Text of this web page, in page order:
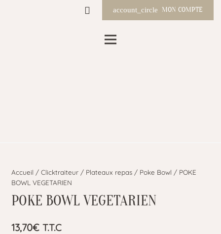
account_circle MON COMPTE
Accueil / Clicktraiteur/ Plateaux repas/ Poke Bowl / POKE
BOWL VEGETARIEN
POKE BOWL VEGETARIEN
13,70€ T.T.C